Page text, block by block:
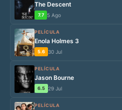
The Descent
7.7 5 Ago
PELÍCULA
Enola Holmes 3
5.6 30 Jul
PELÍCULA
Jason Bourne
6.5 29 Jul
PELÍCULA